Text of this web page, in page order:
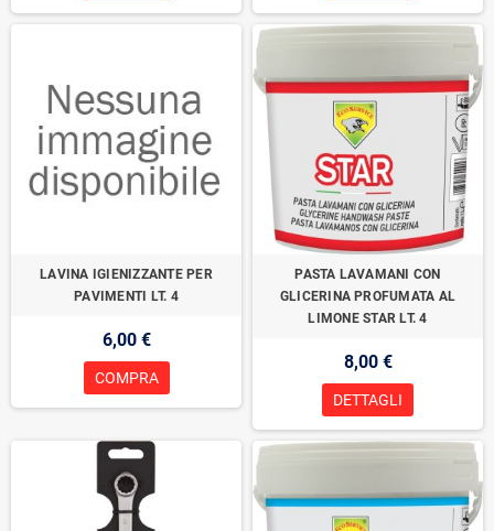
LAVINA IGIENIZZANTE PER
PAVIMENTI LT. 4
6,00 €
COMPRA
PASTA LAVAMANI CON
GLICERINA PROFUMATA AL
LIMONE STAR LT. 4
8,00 €
DETTAGLI